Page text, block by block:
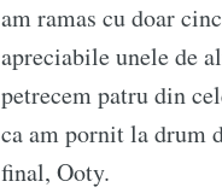
am ramas cu doar
apreciabile unele de
petrecem patru din
ca am pornit la drum
final, Ooty.